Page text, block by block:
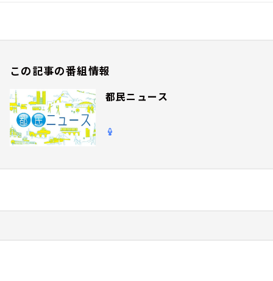
この記事の番組情報
都民ニュース